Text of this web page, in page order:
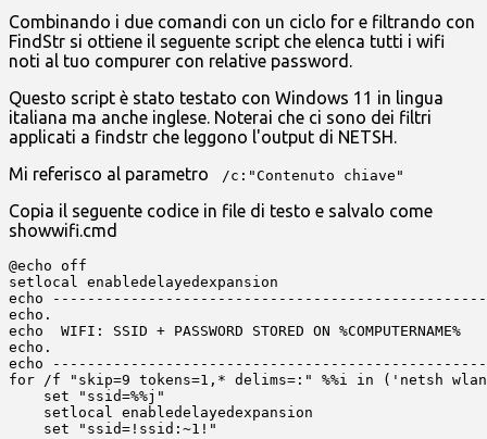
Combinando i due comandi con un ciclo for e filtrando con
FindStr si ottiene il seguente script che elenca tutti i wifi
noti al tuo compurer con relative password.
Questo script è stato testato con Windows 11 in lingua
italiana ma anche inglese. Noterai che ci sono dei filtri
applicati a findstr che leggono l'output di NETSH.
Mi referisco al parametro
/c:"Contenuto chiave"
Copia il seguente codice in file di testo e salvalo come
showwifi.cmd
@echo off
setlocal enabledelayedexpansion
echo
echo.
echo  WIFI: SSID + PASSWORD STORED ON %COMPUTERNAME%
echo.
echo
for /f "skip=9 tokens=1,* delims=:" %%i in ('netsh
    set "ssid=%%j"
    setlocal enabledelayedexpansion
    set "ssid=!ssid:~1!"